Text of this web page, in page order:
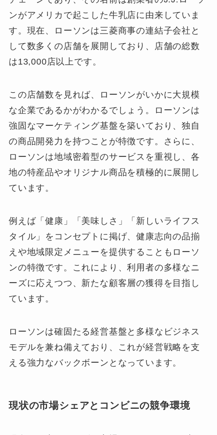
ンがアメリカで起こした牛乳店に由来していま
す。現在、ローソンは三菱商事の連結子会社と
して数多くの店舗を展開しており、店舗の総数
は13,000店以上です。
この店舗数を見れば、ローソンがいかに大規模
な企業であるかがわかるでしょう。ローソンは
強固なマーケティング基盤を築いており、独自
の商品開発力を持つことが特徴です。さらに、
ローソンは地域密着型のサービスを重視し、各
地の特産品やオリジナル商品を積極的に展開し
ています。
例えば「健康」「美味しさ」「新しいライフス
タイル」をコンセプトに掲げ、健康志向の品揃
えや地域限定メニューを提供することもローソ
ンの特徴です。これにより、利用者の多様なニ
ーズに応えつつ、新たな顧客層の獲得を目指し
ています。
ローソンは確固たる経営基盤と多様なビジネス
モデルを兼ね備えており、これが経営戦略を支
える強力なバックボーンとなっています。
現状の市場シェアとコンビニの競争環境